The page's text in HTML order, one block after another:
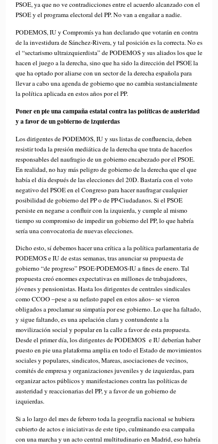
PSOE, ya que no ve contradicciones entre el acuerdo alcanzado con el
PSOE y el programa electoral del PP. No van a engañar a nadie.
PODEMOS, IU y Compromís ya han declarado que votarán en contra
de la investidura de Sánchez-Rivera, y tal posición es la correcta. No es
el “sectarismo ultraizquierdista” de PODEMOS y sus aliados los que le
hacen el juego a la derecha, sino que ha sido la dirección del PSOE la
que ha optado por aliarse con un sector de la derecha española para
llevar a cabo una agenda de gobierno que no cambia sustancialmente
la política aplicada en estos años por el PP.
Poner en pie una campaña estatal contra las políticas de austeridad
y a favor de un gobierno de izquierdas
Los dirigentes de PODEMOS, IU y sus listas de confluencia, deben
resistir toda la presión mediática de la derecha que trata de hacerlos
responsables del naufragio de un gobierno encabezado por el PSOE.
En realidad, no hay más peligro de gobierno de la derecha que el que
había el día después de las elecciones del 20D. Bastaría con el voto
negativo del PSOE en el Congreso para hacer naufragar cualquier
posibilidad de gobierno del PP o de PP-Ciudadanos. Si el PSOE
persiste en negarse a confluir con la izquierda, y cumple al mismo
tiempo su compromiso de impedir un gobierno del PP, lo que habría
sería una convocatoria de nuevas elecciones.
Dicho esto, sí debemos hacer una crítica a la política parlamentaria de
PODEMOS e IU de estas semanas, tras anunciar su propuesta de
gobierno “de progreso” PSOE-PODEMOS-IU a fines de enero. Tal
propuesta creó enormes expectativas en millones de trabajadores,
jóvenes y pensionistas. Hasta los dirigentes de centrales sindicales
como CCOO –pese a su nefasto papel en estos años– se vieron
obligados a proclamar su simpatía por ese gobierno. Lo que ha faltado,
y sigue faltando, es una apelación clara y contundente a la
movilización social y popular en la calle a favor de esta propuesta.
Desde el primer día, los dirigentes de PODEMOS e IU deberían haber
puesto en pie una plataforma amplia en todo el Estado de movimientos
sociales y populares, sindicatos, Mareas, asociaciones de vecinos,
comités de empresa y organizaciones juveniles y de izquierdas, para
organizar actos públicos y manifestaciones contra las políticas de
austeridad y reaccionarias del PP, y a favor de un gobierno de
izquierdas.
Si a lo largo del mes de febrero toda la geografía nacional se hubiera
cubierto de actos e iniciativas de este tipo, culminando esa campaña
con una marcha y un acto central multitudinario en Madrid, eso habría